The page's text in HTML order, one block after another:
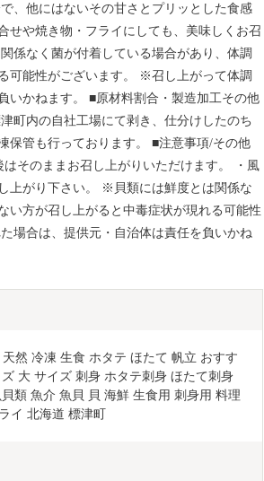
、他にはないその甘さとプリッとした食感
せや焼き物・フライにしても、美味しくお召
係なく菌が付着している場合があり、体調
可能性がございます。 ※召し上がって体調
いかねます。 ■原材料割合・製造加工その他
町内の自社工場にて剥き、仕分けしたのち
保管も行っております。 ■注意事項/その他
そのままお召し上がりいただけます。 ・風
上がり下さい。 ※貝類には鮮度とは関係な
い方が召し上がると中毒症状が現れる可能性
場合は、提供元・自治体は責任を負いかね
然 冷凍 生食 ホタテ ほたて 帆立 おすす
大 サイズ 刺身 ホタテ刺身 ほたて刺身
類 魚介 魚貝 貝 海鮮 生食用 刺身用 料理
イ 北海道 標津町